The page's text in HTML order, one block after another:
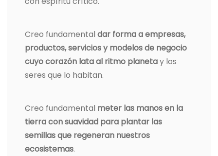
Creo fundamental dar forma a empresas,
productos, servicios y modelos de negocio
cuyo corazón lata al ritmo planetay los
seres que lo habitan.
Creo fundamental meter las manos en la
tierra con suavidad para plantar las
semillas que regeneran nuestros
ecosistemas.